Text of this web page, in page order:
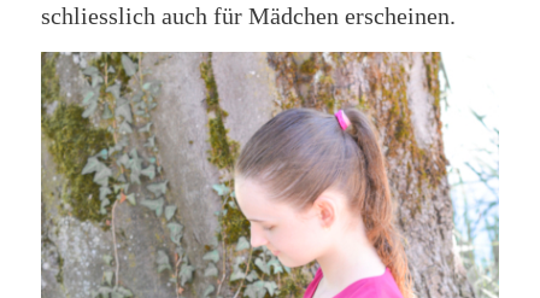
schliesslich auch für Mädchen erscheinen.